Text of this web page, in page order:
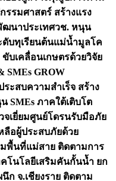
รมศาสตร์ สร้างแรง
ฒนาประเทศวช. หนุน
ดับทุเรียนต้นแม่น้ำมูลโค
บเคลื่อนเกษตรด้วยวิจัย
SMEs GROW
ระสบความสำเร็จ สร้าง
SMEs ภาคใต้เติบโต
จเยี่ยมศูนย์โดรนรับมือภัย
ลือผู้ประสบภัยด้วย
มพื้นที่แม่สาย ติดตามการ
โนโลยีเสริมคันกั้นน้ำ ยก
นึก จ.เชียงราย ติดตาม